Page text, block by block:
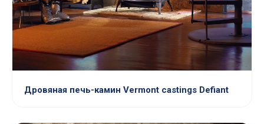
Дровяная печь-камин Vermont castings Defiant